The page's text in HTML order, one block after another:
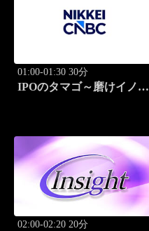
01:00-01:30 30分
IPOのタマゴ～磨けイノベ
02:00-02:20 20分